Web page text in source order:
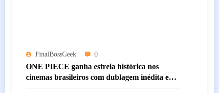
FinalBossGeek 0
ONE PIECE ganha estreia histórica nos
cinemas brasileiros com dublagem inédita e
conteúdos especiais exclusivos